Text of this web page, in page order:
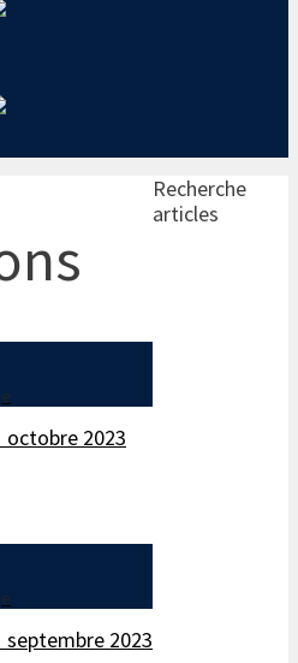
octobre 2023
2023
Recherche
articles